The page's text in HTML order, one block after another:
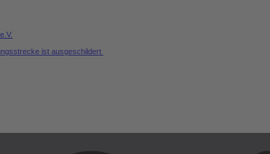
ist ausgeschildert